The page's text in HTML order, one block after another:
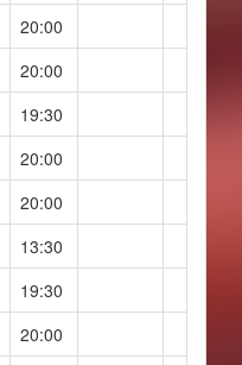
20:00
20:00
19:30
20:00
20:00
13:30
19:30
20:00